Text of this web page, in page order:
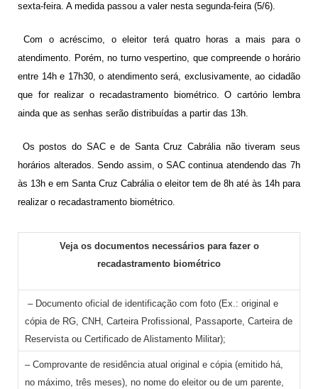
sexta-feira. A medida passou a valer nesta segunda-feira (5/6).
Com o acréscimo, o eleitor terá quatro horas a mais para o
atendimento. Porém, no turno vespertino, que compreende o horário
entre 14h e 17h30, o atendimento será, exclusivamente, ao cidadão
que for realizar o recadastramento biométrico. O cartório lembra
ainda que as senhas serão distribuídas a partir das 13h.
Os postos do SAC e de Santa Cruz Cabrália não tiveram seus
horários alterados. Sendo assim, o SAC continua atendendo das 7h
às 13h e em Santa Cruz Cabrália o eleitor tem de 8h até às 14h para
realizar o recadastramento biométrico.
Veja os documentos necessários para fazer o
recadastramento biométrico
– Documento oficial de identificação com foto (Ex.: original e
cópia de RG, CNH, Carteira Profissional, Passaporte, Carteira de
Reservista ou Certificado de Alistamento Militar);
– Comprovante de residência atual original e cópia (emitido há,
no máximo, três meses), no nome do eleitor ou de um parente,